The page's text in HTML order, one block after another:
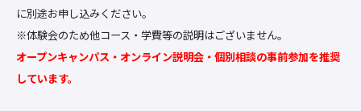
に別途お申し込みください。
※体験会のため他コース・学費等の説明はございません。
オープンキャンパス・オンライン説明会・個別相談の事前参加を推奨
しています。